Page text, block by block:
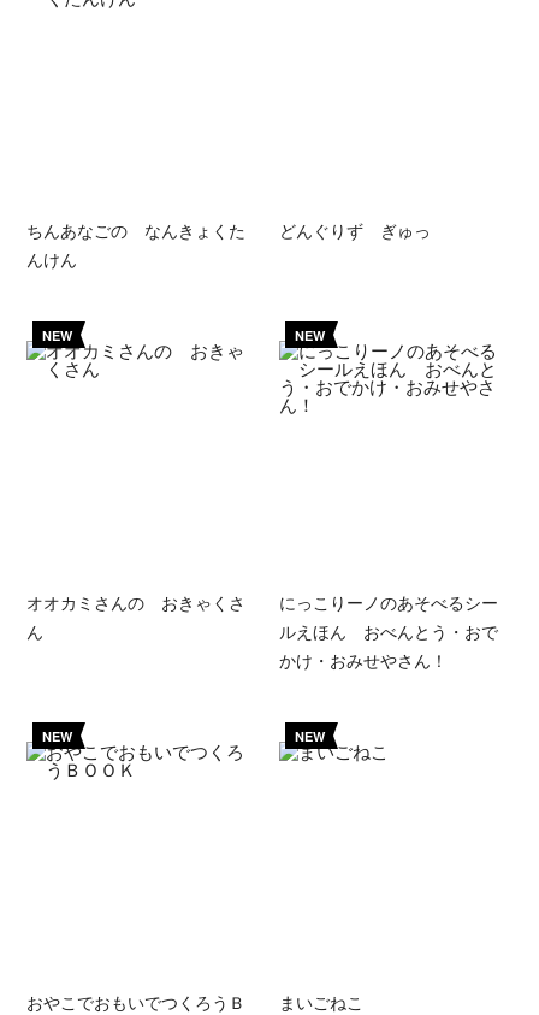
ちんあなごの なんきょくた
んけん
どんぐりず ぎゅっ
NEW
オオカミさんの おきゃくさ
ん
NEW
にっこりーノのあそべるシー
ルえほん おべんとう・おで
かけ・おみせやさん！
NEW
おやこでおもいでつくろうＢ
NEW
まいごねこ